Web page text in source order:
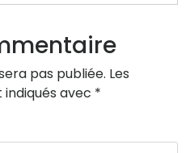
pas publiée. Les
avec *